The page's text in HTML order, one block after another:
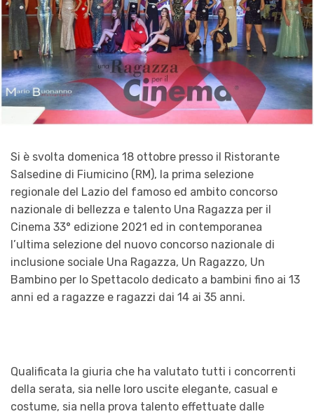
Si è svolta domenica 18 ottobre presso il Ristorante
Salsedine di Fiumicino (RM), la prima selezione
regionale del Lazio del famoso ed ambito concorso
nazionale di bellezza e talento Una Ragazza per il
Cinema 33° edizione 2021 ed in contemporanea
l’ultima selezione del nuovo concorso nazionale di
inclusione sociale Una Ragazza, Un Ragazzo, Un
Bambino per lo Spettacolo dedicato a bambini fino ai 13
anni ed a ragazze e ragazzi dai 14 ai 35 anni.
Qualificata la giuria che ha valutato tutti i concorrenti
della serata, sia nelle loro uscite elegante, casual e
costume, sia nella prova talento effettuate dalle